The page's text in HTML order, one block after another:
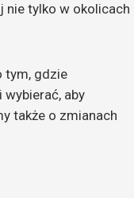
nie tylko w okolicach
tym, gdzie
aby
także o zmianach